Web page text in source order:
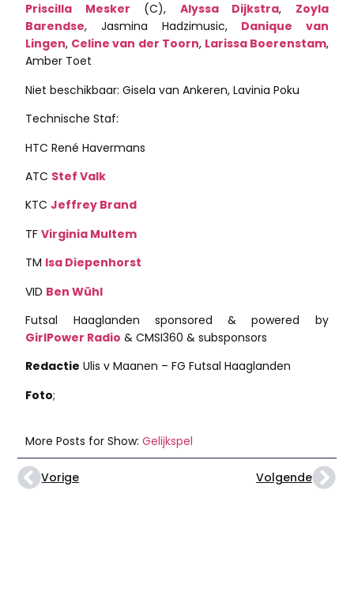
Priscilla Mesker (C), Alyssa Dijkstra, Zoyla
Barendse, Jasmina Hadzimusic, Danique van
Lingen, Celine van der Toorn, Larissa Boerenstam,
Amber Toet
Niet beschikbaar: Gisela van Ankeren, Lavinia Poku
Technische Staf:
HTC René Havermans
ATC Stef Valk
KTCJeffrey Brand
TFVirginia Multem
TM Isa Diepenhorst
VID Ben Wühl
Futsal Haaglanden sponsored & powered by
GirlPower Radio & CMSI360 & subsponsors
Redactie Ulis v Maanen – FG Futsal Haaglanden
Foto;
More Posts for Show:Gelijkspel
Vorige Volgende